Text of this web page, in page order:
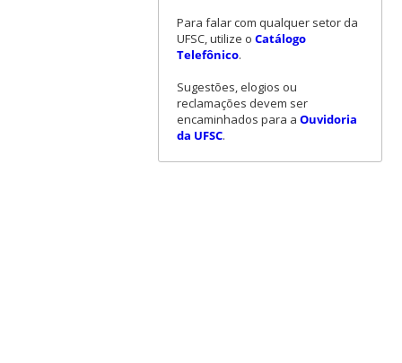
Para falar com qualquer setor da
UFSC, utilize o Catálogo
Telefônico.
Sugestões, elogios ou
reclamações devem ser
encaminhados para a Ouvidoria
da UFSC.